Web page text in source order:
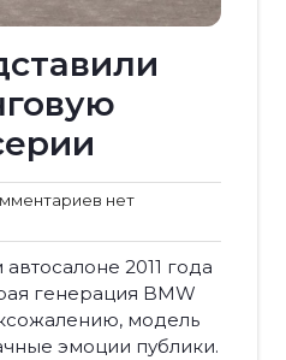
нетКомментариев
2011 года
генерация BMW
модель
эмоции публики.